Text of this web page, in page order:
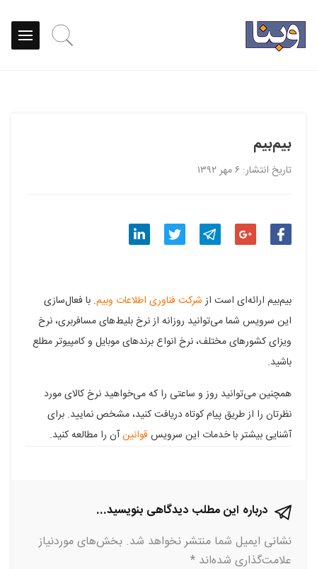
بیم‌بیم
تاریخ انتشار: ۶ مهر ۱۳۹۲
در
فیسبوک
در
گوگل
در
تلگرام
در
توییتر لینکدین
بیم‌بیم ارائه‌ای است ازشرکت فناوری اطلاعات وبیم. با فعال‌سازی
این سرویس شما می‌توانید روزانه از نرخ بلیط‌های مسافربری، نرخ
ویزای کشورهای مختلف، نرخ انواع برندهای موبایل و کامپیوتر مطلع
باشید.
همچنین می‌توانید روز و ساعتی را که می‌خواهید نرخ کالای مورد
نظرتان را از طریق پیام کوتاه دریافت کنید، مشخص نمایید. برای
آشنایی بیشتر با خدمات این سرویس قوانینآن را مطالعه کنید.
درباره این مطلب دیدگاهی بنویسید...
نشانی ایمیل شما منتشر نخواهد شد. بخش‌های موردنیاز
علامت‌گذاری شده‌اند *